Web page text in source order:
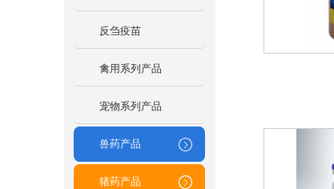
反刍疫苗
禽用系列产品
宠物系列产品
兽药产品
猪药产品